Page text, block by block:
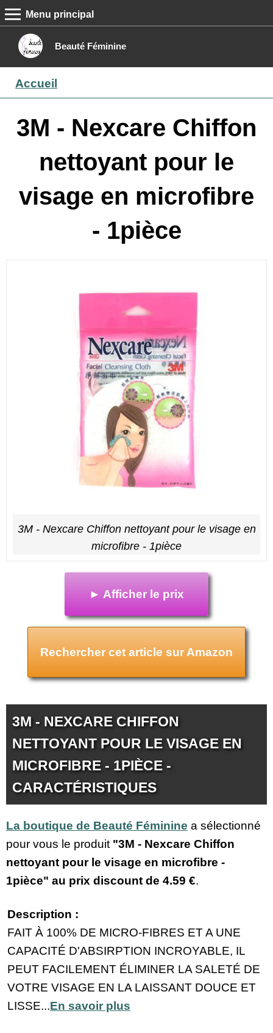
Beauté Féminine
MENU PRINCIPAL
Menu principal
Boutique
Contact
Accueil
3M - Nexcare Chiffon
nettoyant pour le
visage en microfibre
- 1pièce
3M - Nexcare Chiffon nettoyant pour le visage en
microfibre - 1pièce
► Afficher le prix
Rechercher cet article sur Amazon
3M - NEXCARE CHIFFON
NETTOYANT POUR LE VISAGE EN
MICROFIBRE - 1PIÈCE -
CARACTÉRISTIQUES
La boutique de Beauté Féminine a sélectionné
pour vous le produit "3M - Nexcare Chiffon
nettoyant pour le visage en microfibre -
1pièce" au prix discount de 4.59 €.
Description :
FAIT À 100% DE MICRO-FIBRES ET A UNE
CAPACITÉ D'ABSIRPTION INCROYABLE, IL
PEUT FACILEMENT ÉLIMINER LA SALETÉ DE
VOTRE VISAGE EN LA LAISSANT DOUCE ET
LISSE...En savoir plus